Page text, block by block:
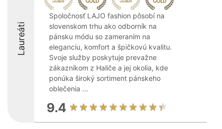
Laureáti
Spoločnosť LAJO fashion pôsobí na
slovenskom trhu ako odborník na
pánsku módu so zameraním na
eleganciu, komfort a špičkovú kvalitu.
Svoje služby poskytuje prevažne
zákazníkom z Haliče a jej okolia, kde
ponúka široký sortiment pánskeho
oblečenia ...
9.4